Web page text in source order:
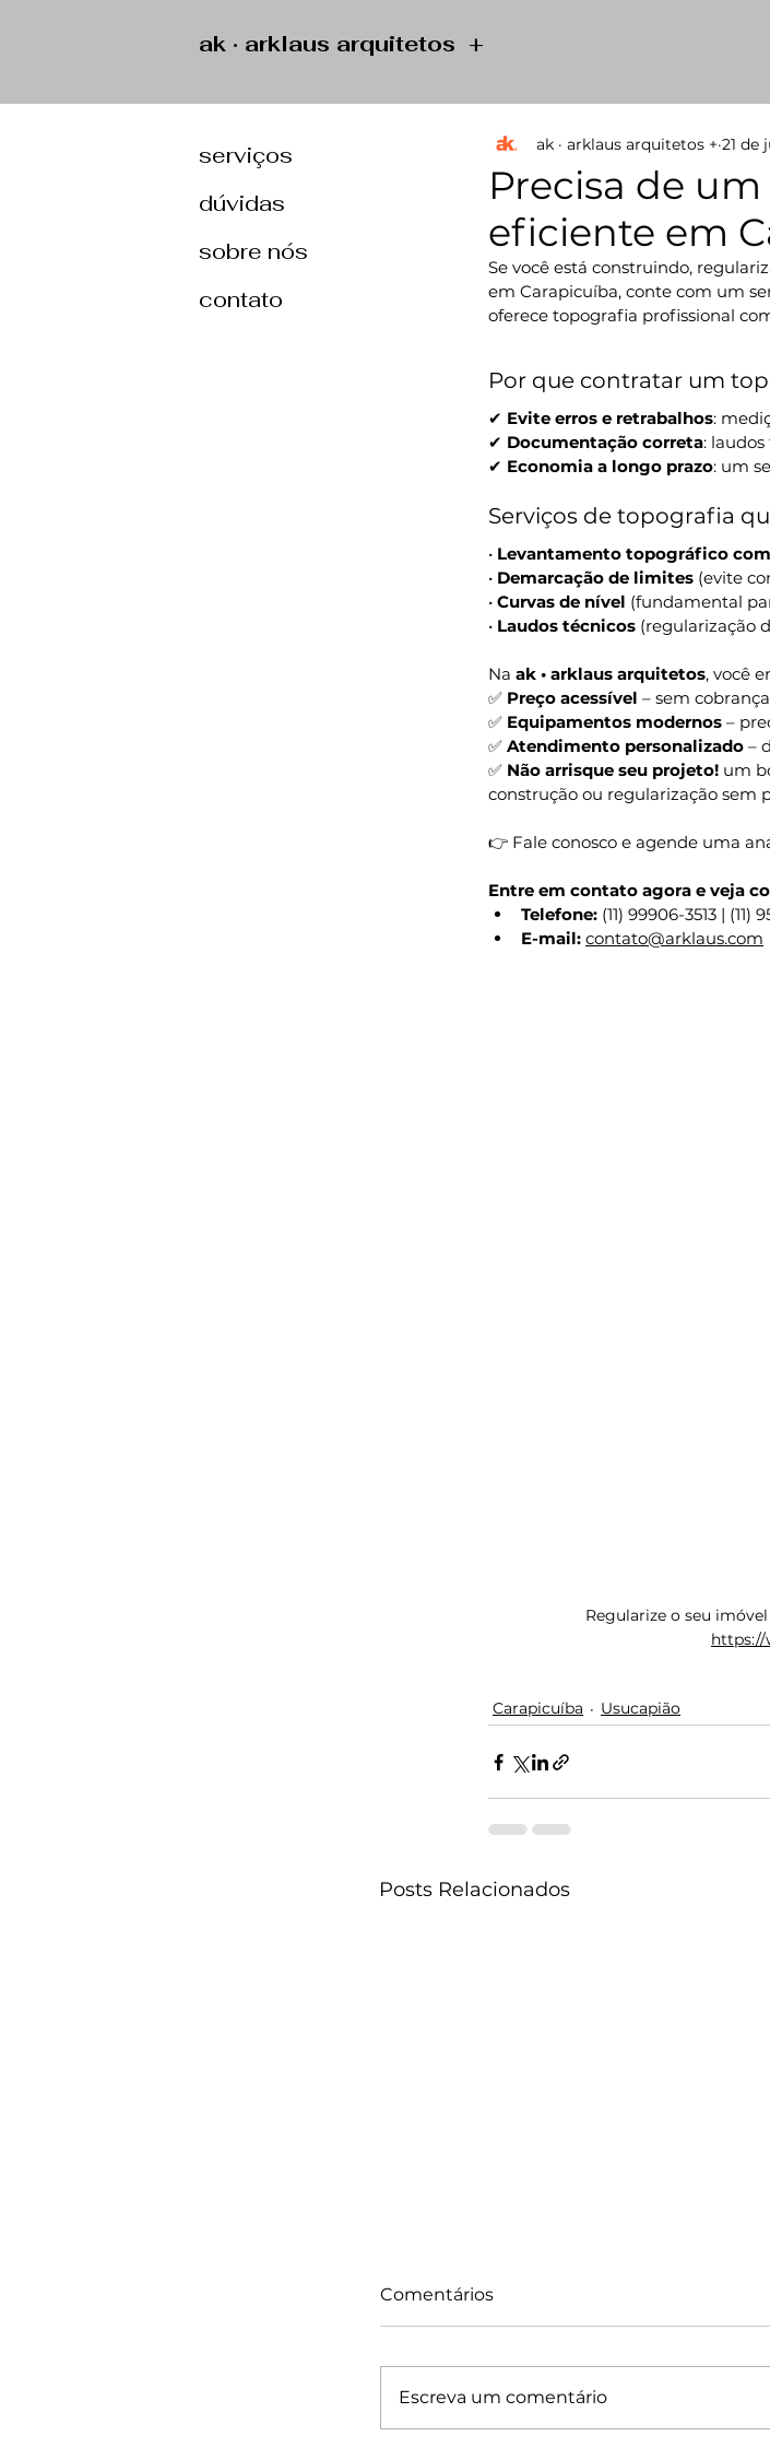
ak · arklaus arquitetos +
Precisa de
eficiente em
ak · arklaus arquitetos + 21 de
Se você está construindo,
em Carapicuíba, conte com um
oferece topografia profissional
Por que contratar um
✔ Evite erros e retrabalhos:
✔ Documentação correta:
✔ Economia a longo prazo: um
Serviços de topografia
• Levantamento topográfico
• Demarcação de limites (evite
• Curvas de nível (fundamental
• Laudos técnicos (regularização
Na ak • arklaus arquitetos, você
✅ Preço acessível – sem
✅ Equipamentos modernos –
✅ Atendimento personalizado –
✅ Não arrisque seu projeto! um
construção ou regularização sem
👉 Fale conosco e agende uma
Entre em contato agora e veja
Telefone: (11) 99906-3513 | (11)
E-mail: contato@arklaus.com
Regularize o seu
https://
Carapicuíba Usucapião
Posts Relacionados
Comentários
Escreva um comentário
serviços
dúvidas
sobre nós
contato